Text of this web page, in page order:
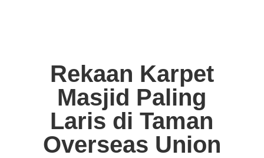
Rekaan Karpet
Masjid Paling
Laris di Taman
Overseas Union